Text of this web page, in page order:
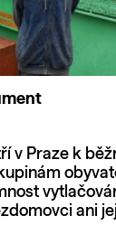
v Praze k
ani